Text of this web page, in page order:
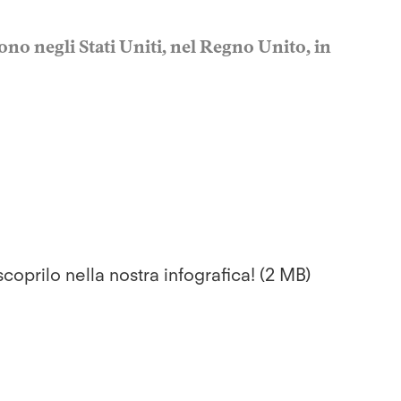
negli Stati Uniti, nel Regno Unito, in
nella nostra infografica! 2 MB